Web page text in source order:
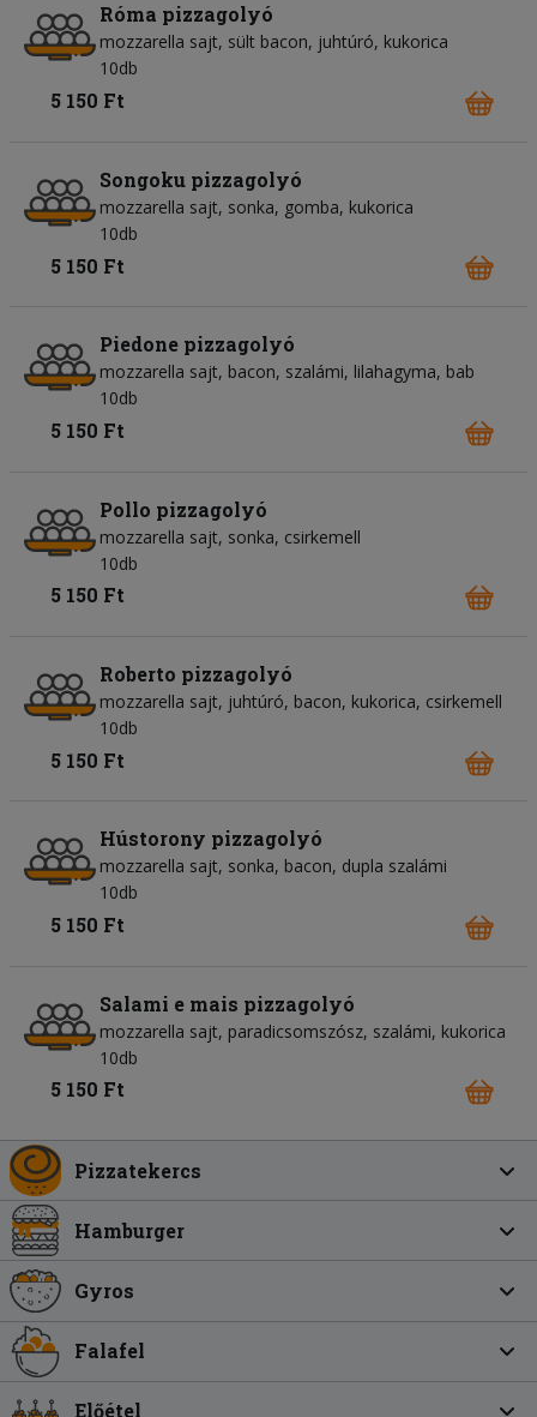
Róma pizzagolyó
mozzarella sajt sült bacon juhtúró kukorica
10db
5 150 Ft
Songoku pizzagolyó
mozzarella sajt sonka gomba kukorica
10db
5 150 Ft
Piedone pizzagolyó
mozzarella sajt bacon szalámi lilahagyma bab
10db
5 150 Ft
Pollo pizzagolyó
mozzarella sajt sonka csirkemell
10db
5 150 Ft
Roberto pizzagolyó
mozzarella sajt juhtúró bacon kukorica csirkemell
10db
5 150 Ft
Hústorony pizzagolyó
mozzarella sajt sonka bacon dupla szalámi
10db
5 150 Ft
Salami e mais pizzagolyó
mozzarella sajt paradicsomszósz szalámi kukorica
10db
5 150 Ft
Pizzatekercs
Hamburger
Gyros
Falafel
Előétel